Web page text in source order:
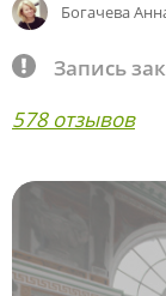
Богачева
Запись
578 отзывов